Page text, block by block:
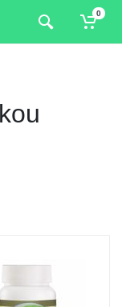
0